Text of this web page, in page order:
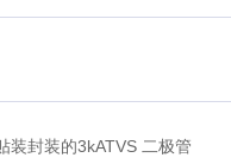
装封装的3kATVS 二极管